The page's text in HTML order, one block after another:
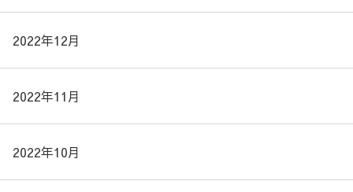
2022年12月
2022年11月
2022年10月